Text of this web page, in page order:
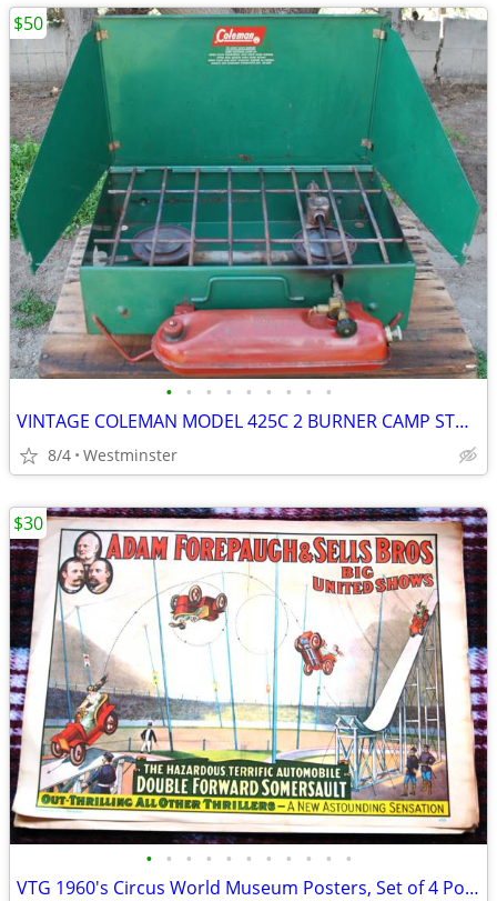
• • • • • • • • •
VINTAGE COLEMAN MODEL 425C 2 BURNER CAMP STOVE
8/4 Westminster
$50
• • • • • • • • • • •
VTG 1960's Circus World Museum Posters, Set of 4 Posters New Old Stock
$30